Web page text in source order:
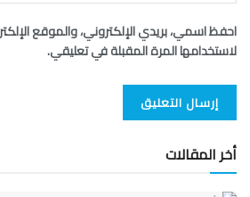
احفظ اسمي، بريدي الإلكتروني، والموقع
لاستخدامها المرة المقبلة في تعليقي.
أخر المقالات